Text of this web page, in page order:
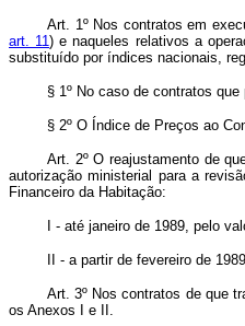
Art. 1º Nos contratos em
art. 11) e naqueles relativos a
substituído por índices nacionais,
§ 1º No caso de contratos
§ 2º O Índice de Preços ao
Art. 2º O reajustamento de
autorização ministerial para a
Financeiro da Habitação:
I - até janeiro de 1989, pelo
II - a partir de fevereiro de
Art. 3º Nos contratos de que
os Anexos I e II.